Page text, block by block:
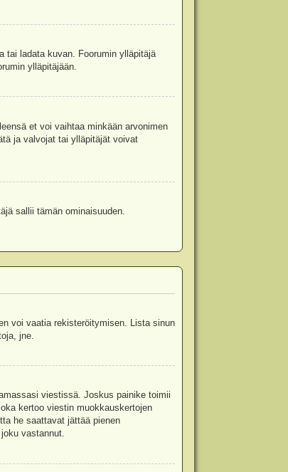
tai ladata kuvan. Foorumin ylläpitäjä
ylläpitäjään.
et voi vaihtaa minkään arvonimen
ja valvojat tai ylläpitäjät voivat
sallii tämän ominaisuuden.
voi vaatia rekisteröitymisen. Lista sinun
jne.
viestissä. Joskus painike toimii
kertoo viestin muokkauskertojen
he saattavat jättää pienen
vastannut.